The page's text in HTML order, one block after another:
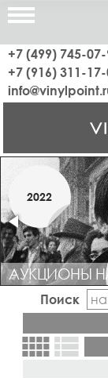
+7 (499) 745-07-
+7 (916) 311-17-
МАРТ
2019
2022
АУКЦИОНЫ НА
Поиск
view_comfyview_list